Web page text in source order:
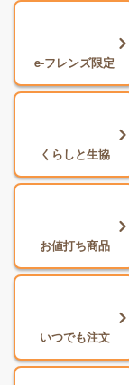
e-フレンズ限定
くらしと生協
お値打ち商品
いつでも注文